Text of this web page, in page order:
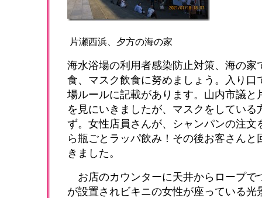
片瀬西浜、夕方の海の家
海水浴場の利用者感染防止対策、海の家
食、マスク飲食に努めましょう。入り口
場ルールに記載があります。山内市議と
を見にいきましたが、マスクをしている
ず。女性店員さんが、シャンパンの注文
ら瓶ごとラッパ飲み！その後お客さん
きました。
お店のカウンターに天井からロープで
が設置されビキニの女性が座っている光